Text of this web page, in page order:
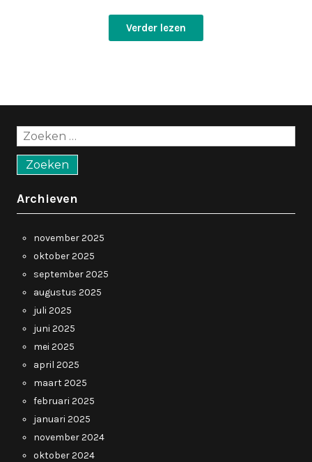
Verder lezen
Zoeken
naar:
Archieven
november 2025
oktober 2025
september 2025
augustus 2025
juli 2025
juni 2025
mei 2025
april 2025
maart 2025
februari 2025
januari 2025
november 2024
oktober 2024